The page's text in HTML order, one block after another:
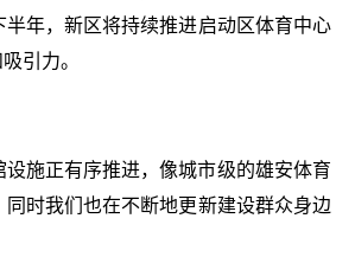
年，新区将持续推进启动区体育中心
引力。
施正有序推进，像城市级的雄安体育
时我们也在不断地更新建设群众身边